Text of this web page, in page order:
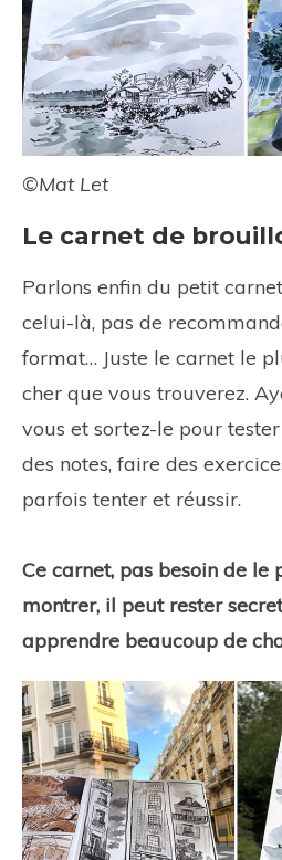
©Mat Let
Le carnet de
Parlons enfin du petit
celui-là, pas de
format… Juste le carnet le
cher que vous trouverez.
vous et sortez-le pour
des notes, faire des
parfois tenter et réussir.
Ce carnet, pas besoin de le
montrer, il peut rester
apprendre beaucoup de